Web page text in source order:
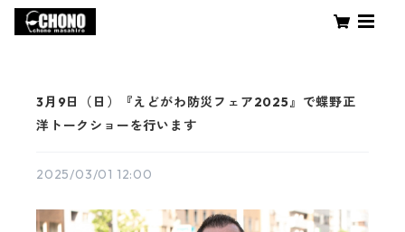
3月9日（日）『えどがわ防災フェア2025』で蝶野正
洋トークショーを行います
2025/03/01 12:00